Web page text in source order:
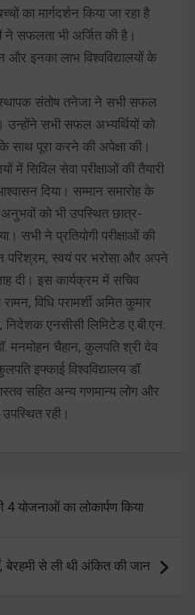
का मार्गदर्शन किया जा रहा है
सफलता भी अर्जित की है।
और इनका लाभ विश्वविद्यालयों के
संतोष तनेजा ने सभी सफल
उन्होंने सभी सफल अभ्यर्थियों को
के साथ पूरा करने की अपेक्षा की।
में सिविल सेवा परीक्षाओं की तैयारी
दिया। सम्मान समारोह के
को भी उपस्थित छात्र-
सभी ने प्रतियोगी परीक्षाओं की
परिश्रम, स्वयं पर भरोसा और अपने
दी। इस कार्यक्रम में सचिव
विधि परामर्शी अमित कुमार
निदेशक एनसीसी लिमिटेड ए.बी.एन.
मनमोहन चैहान, कुलपति श्री देव
इफ्काई विश्वविद्यालय डॉ.
सहित अन्य गणमान्य लोग और
उपस्थित रही।
योजनाओं का लोकार्पण किया
बेरहमी से ली थी अंकित की जान